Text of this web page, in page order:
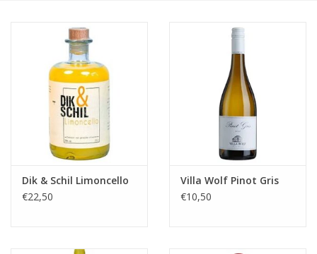
Geschenken
Glaswerk
Wijnproeverij
WSET wijncursus
Dik & Schil Limoncello
€22,50
Villa Wolf Pinot Gris
€10,50